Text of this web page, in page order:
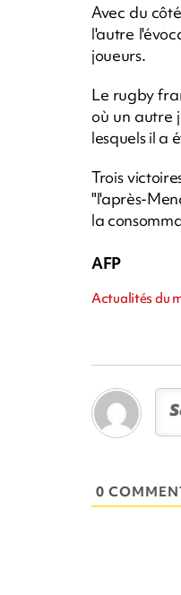
Avec du
l'autre
joueurs.
Le rugby
où un autre
lesquels il a
Trois
"l'après-
la
AFP
Actualités du
0